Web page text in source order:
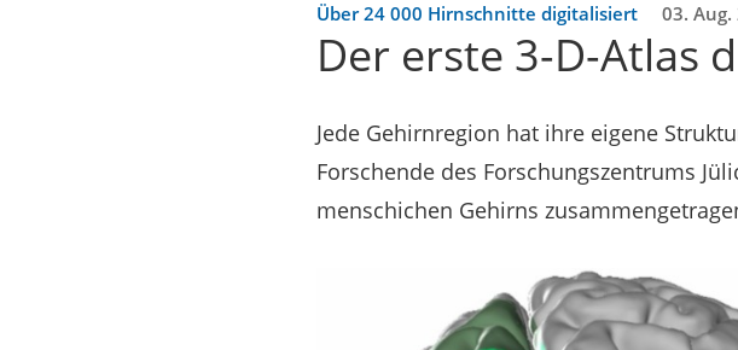
Über 24 000 Hirnschnitte digitalisiert 03. Aug.
Der erste 3-D-Atlas
Jede Gehirnregion hat ihre eigene
Forschende des Forschungszentrums
menschichen Gehirns